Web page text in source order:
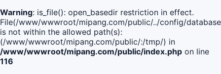
Warning: is_file(): open_basedir restriction in effect.
File(/www/wwwroot/mipang.com/public/../config/
is not within the allowed path(s):
(/www/wwwroot/mipang.com/public/:/tmp/) in
/www/wwwroot/mipang.com/public/index.php on line
116